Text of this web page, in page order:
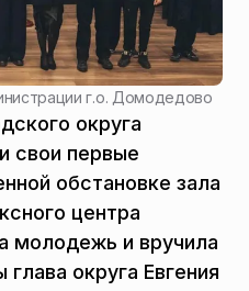
г.о. Домодедово
округа
свои первые
обстановке зала
центра
молодежь и вручила
округа Евгения